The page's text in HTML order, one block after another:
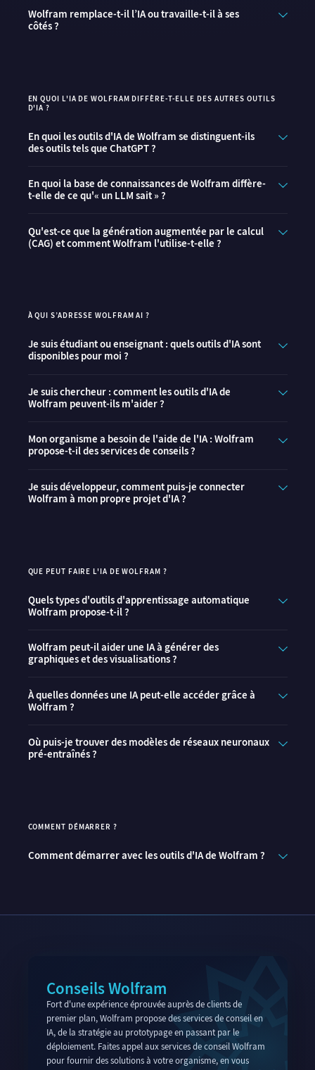
Wolfram remplace-t-il l’IA ou travaille-t-il à ses
côtés ?
EN QUOI L'IA DE WOLFRAM DIFFÈRE-T-ELLE DES AUTRES OUTILS
D'IA ?
En quoi les outils d'IA de Wolfram se distinguent-ils
des outils tels que ChatGPT ?
En quoi la base de connaissances de Wolfram diffère-
t-elle de ce qu'« un LLM sait » ?
Qu'est-ce que la génération augmentée par le calcul
(CAG) et comment Wolfram l'utilise-t-elle ?
À QUI S’ADRESSE WOLFRAM AI ?
Je suis étudiant ou enseignant : quels outils d'IA sont
disponibles pour moi ?
Je suis chercheur : comment les outils d'IA de
Wolfram peuvent-ils m'aider ?
Mon organisme a besoin de l'aide de l'IA : Wolfram
propose-t-il des services de conseils ?
Je suis développeur, comment puis-je connecter
Wolfram à mon propre projet d'IA ?
QUE PEUT FAIRE L'IA DE WOLFRAM ?
Quels types d'outils d'apprentissage automatique
Wolfram propose-t-il ?
Wolfram peut-il aider une IA à générer des
graphiques et des visualisations ?
À quelles données une IA peut-elle accéder grâce à
Wolfram ?
Où puis-je trouver des modèles de réseaux neuronaux
pré-entraînés ?
COMMENT DÉMARRER ?
Comment démarrer avec les outils d'IA de Wolfram ?
Conseils Wolfram
Fort d'une expérience éprouvée auprès de clients de
premier plan, Wolfram propose des services de conseil en
IA, de la stratégie au prototypage en passant par le
déploiement. Faites appel aux services de conseil Wolfram
pour fournir des solutions à votre organisme, en vous